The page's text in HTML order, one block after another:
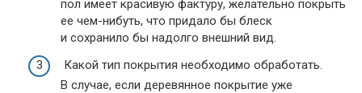
пол имеет красивую фактуру, желательно покрыть
ее чем-нибуть, что придало бы блеск
и сохранило бы надолго внешний вид.
Какой тип покрытия необходимо обработать.
В случае, если деревянное покрытие уже